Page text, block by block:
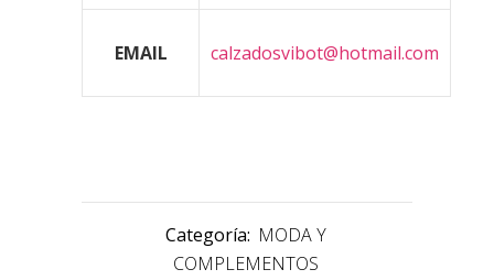
EMAIL calzadosvibot@hotmail.com
Categoría: MODA Y
COMPLEMENTOS